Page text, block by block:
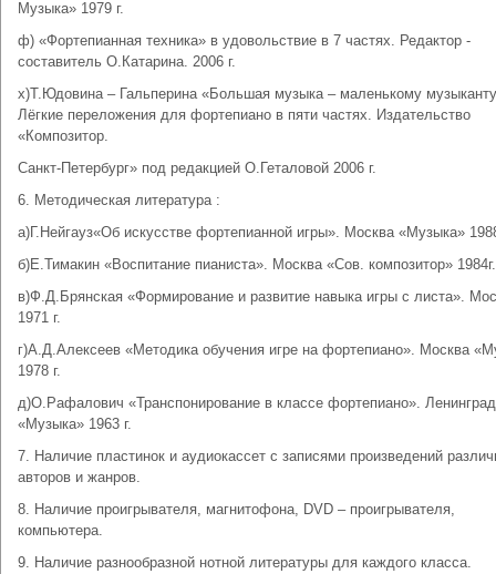
Музыка» 1979 г.
ф) «Фортепианная техника» в удовольствие в 7 частях. Редактор -
составитель О.Катарина. 2006 г.
х)Т.Юдовина – Гальперина «Большая музыка – маленькому
Лёгкие переложения для фортепиано в пяти частях. Издательство
«Композитор.
Санкт-Петербург» под редакцией О.Геталовой 2006 г.
6. Методическая литература :
а)Г.Нейгауз«Об искусстве фортепианной игры». Москва «Музыка»
б)Е.Тимакин «Воспитание пианиста». Москва «Сов. композитор» 1984г.
в)Ф.Д.Брянская «Формирование и развитие навыка игры с листа».
1971 г.
г)А.Д.Алексеев «Методика обучения игре на фортепиано». Москва
1978 г.
д)О.Рафалович «Транспонирование в классе фортепиано». Ленинград
«Музыка» 1963 г.
7. Наличие пластинок и аудиокассет с записями произведений
авторов и жанров.
8. Наличие проигрывателя, магнитофона, DVD – проигрывателя,
компьютера.
9. Наличие разнообразной нотной литературы для каждого класса.